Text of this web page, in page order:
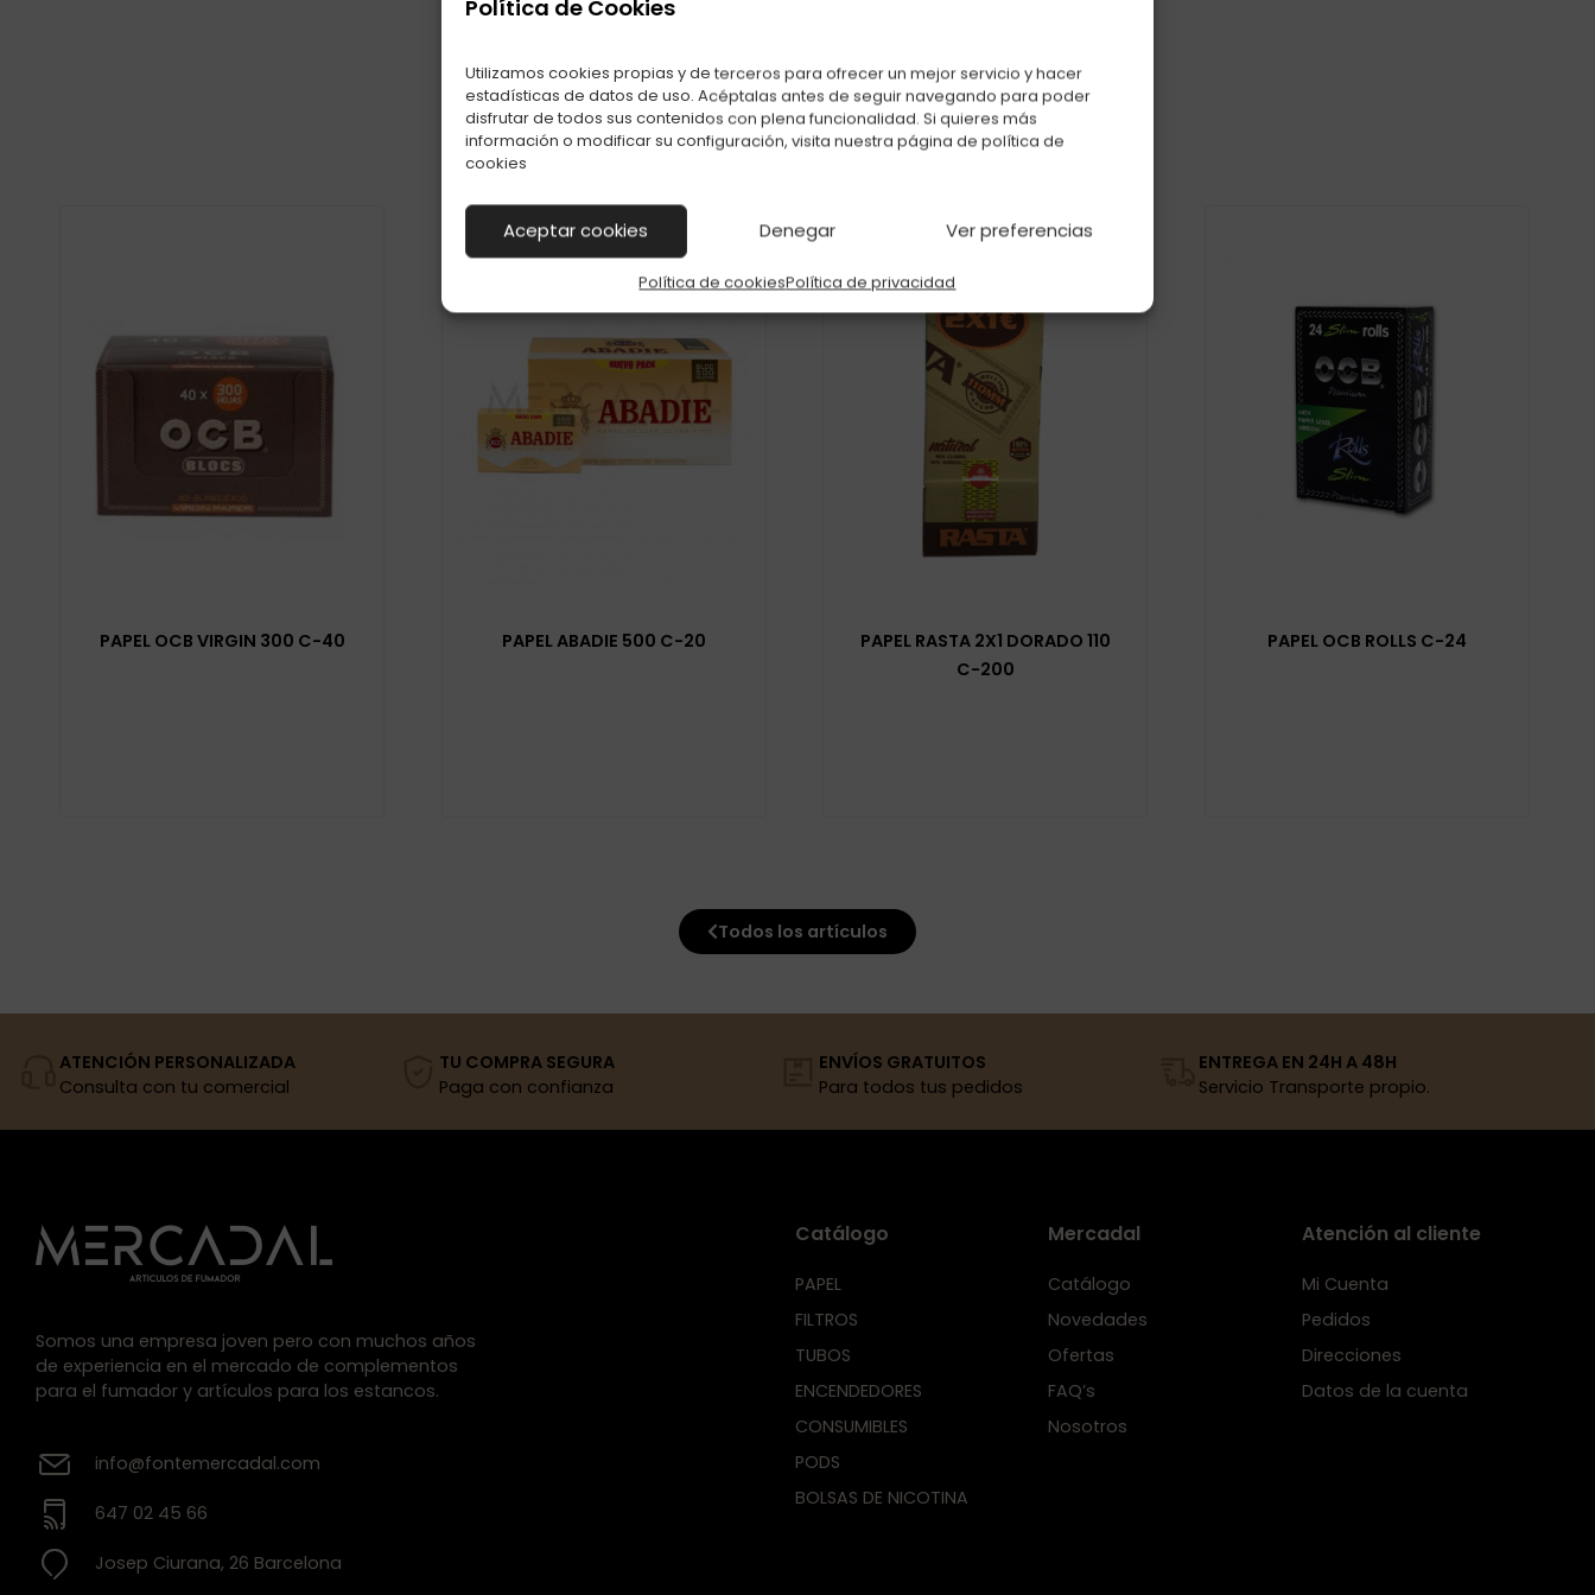
Política de Cookies
Utilizamos cookies propias y de terceros para ofrecer un mejor servicio y hacer
estadísticas de datos de uso. Acéptalas antes de seguir navegando para poder
disfrutar de todos sus contenidos con plena funcionalidad. Si quieres más
información o modificar su configuración, visita nuestra página de política de
cookies
Aceptar cookies Denegar Ver preferencias
Política de cookiesPolítica de privacidad
Productos relacionados con PAPEL GULIWER ORANGE C-50
PAPEL OCB VIRGIN 300 C-40 PAPEL ABADIE 500 C-20
PAPEL RASTA 2X1 DORADO 110
C-200
PAPEL OCB ROLLS C-24
Todos los artículos
ATENCIÓN PERSONALIZADA
Consulta con tu comercial
TU COMPRA SEGURA
Paga con confianza
ENVÍOS GRATUITOS
Para todos tus pedidos
ENTREGA EN 24H A 48H
Servicio Transporte propio.
Somos una empresa joven pero con muchos años
de experiencia en el mercado de complementos
para el fumador y artículos para los estancos.
info@fontemercadal.com
647 02 45 66
Josep Ciurana, 26 Barcelona
Catálogo
PAPEL
FILTROS
TUBOS
ENCENDEDORES
CONSUMIBLES
PODS
BOLSAS DE NICOTINA
Mercadal
Catálogo
Novedades
Ofertas
FAQ’s
Nosotros
Atención al cliente
Mi Cuenta
Pedidos
Direcciones
Datos de la cuenta